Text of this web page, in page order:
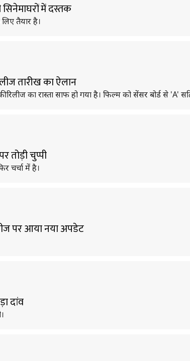
में दस्तक
तैयार है।
तारीख का ऐलान
का रास्ता साफ हो गया है। फिल्म को सेंसर बोर्ड से 'A'
तोड़ी चुप्पी
चर्चा में है।
पर आया नया अपडेट
दांव